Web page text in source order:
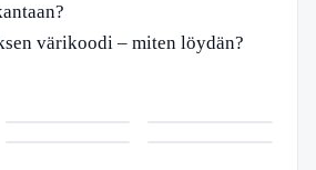
värikoodi – miten löydän?
osake –
Vikakartta –